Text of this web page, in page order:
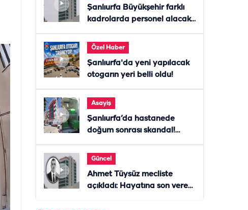
Şanlıurfa Büyükşehir farklı
kadrolarda personel alacak!
Özel Haber
Şanlıurfa'da yeni yapılacak
otogarın yeri belli oldu!
Asayiş
Şanlıurfa’da hastanede
doğum sonrası skandal!
Güncel
Ahmet Tüysüz mecliste
açıkladı: Hayatına son veren